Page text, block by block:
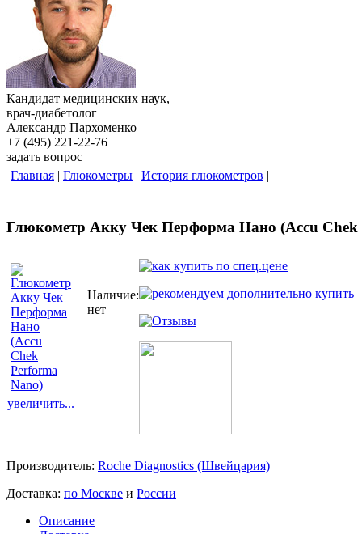
Кандидат медицинских наук,
врач-диабетолог
Александр Пархоменко
+7 (495) 221-22-76
задать вопрос
Главная | Глюкометры | История глюкометров |
Глюкометр Акку Чек Перформа Нано (Accu Chek
увеличить...
Наличие:
нет
Производитель: Roche Diagnostics (Швейцария)
Доставка: по Москве и России
Описание